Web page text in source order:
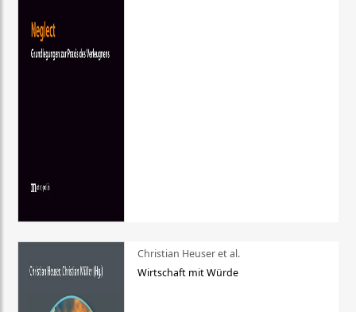
Christian Heuser et al.
Wirtschaft mit Würde